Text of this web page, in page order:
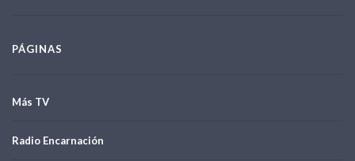
PÁGINAS
Más TV
Radio Encarnación